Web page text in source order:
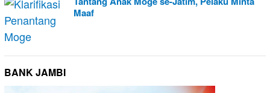
Maaf
BANK JAMBI